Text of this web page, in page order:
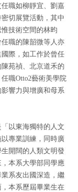
職如柳靜宜、劉嘉
切展覽活動，其中
技術空間的林昀
職的陳韶微等人亦
際，如工作於曾任
苑禎、北京道禾的
職Otto2藝術美學院
響力與增廣和母系
以東海獨特的人文
專業訓練，同時廣
開闊的人類文明發
本系大學部同學應
系友出國深造，繼
本系歷屆畢業生在